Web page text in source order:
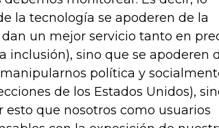
la tecnología se apoderen de la
un mejor servicio tanto en
inclusión), sino que se apoderen
política y
de los Estados Unidos),
que nosotros como usuarios